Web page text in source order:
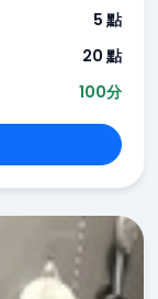
5 點
20 點
100分